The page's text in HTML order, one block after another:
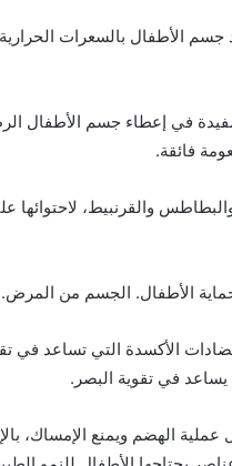
جسم الأطفال بالسعرات
في إعطاء جسم الأطفال
فائقة.
والقرنبيط، لاحتوائها
الأطفال. الجسم من المرض.
الأكسدة التي تساعد في
يساعد في تقوية البصر.
الهضم ويمنع الإمساك،